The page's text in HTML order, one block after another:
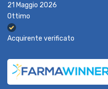
21 Maggio 2026
Ottimo
Acquirente verificato